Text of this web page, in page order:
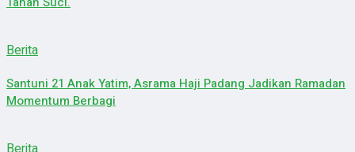
Berita
Santuni 21 Anak Yatim, Asrama Haji Padang Jadikan Ramadan
Momentum Berbagi